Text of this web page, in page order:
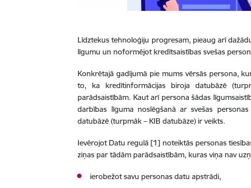
Līdztekus tehnoloģiju progresam, pieaug arī
līgumu un noformējot kredītsaistības svešas
Konkrētajā gadījumā pie mums vērsās persona,
to, ka kredītinformācijas biroja datubāzē
parādsaistībām. Kaut arī persona šādas
darbības līguma noslēgšanā ar svešas
datubāzē (turpmāk – KIB datubāze) ir veikts.
Ievērojot Datu regulā [1] noteiktās personas
ziņas par tādām parādsaistībām, kuras viņa nav
ierobežot savu personas datu apstrādi,